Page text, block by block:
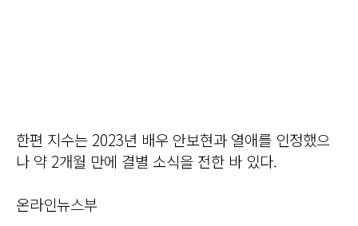
한편 지수는 2023년 배우 안보현과 열애를 인정했으
나 약 2개월 만에 결별 소식을 전한 바 있다.
온라인뉴스부